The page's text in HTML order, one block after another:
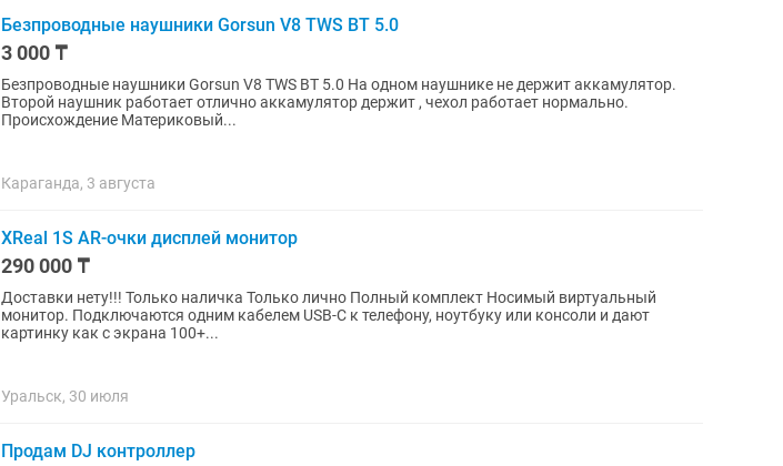
Безпроводные наушники Gorsun V8 TWS BT 5.0
3 000 ₸
Безпроводные наушники Gorsun V8 TWS BT 5.0 На одном наушнике не держит аккамулятор.
Второй наушник работает отлично аккамулятор держит , чехол работает нормально.
Происхождение Материковый...
Караганда, 3 августа
XReal 1S AR-очки дисплей монитор
290 000 ₸
Доставки нету!!! Только наличка Только лично Полный комплект Носимый виртуальный
монитор. Подключаются одним кабелем USB-C к телефону, ноутбуку или консоли и дают
картинку как с экрана 100+...
Уральск, 30 июля
Продам DJ контроллер